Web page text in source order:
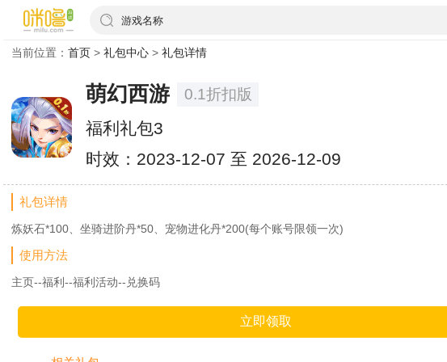
游戏名称
当前位置： 首页 > 礼包中心 > 礼包详情
萌幻西游 0.1折扣版
福利礼包3
时效：2023-12-07 至 2026-12-09
礼包详情
炼妖石*100、坐骑进阶丹*50、宠物进化丹*200(每个账号限领一次)
使用方法
主页--福利--福利活动--兑换码
立即领取